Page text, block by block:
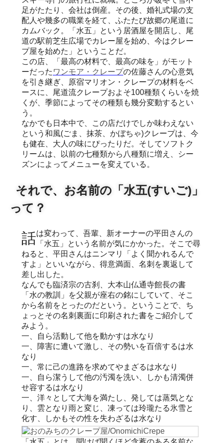
足がたたり、会社は倒産。その後、婚礼式場の支
配人や幾多の職業を経て、ふたたび故郷の尾道に
カムバック。「水五」という居酒屋を開店し、尾
道の駅前芝生広場でカレー屋を始め、今はクレー
プ屋を始めた」ということだ。
この店、「最高の材料で、最高の味を」がモット
ーだった ワンモア・クレープの佐藤さんの心意気
を引き継ぎ、原宿マリオン・クレープの材料をベ
ースに、尾道流クレープおよそ100種類くらいを焼
くが、季節によってその種類も幾分変動するとい
う。
なかでも日本中で、この店だけでしか味わえない
という和風(ごま、抹茶、かぼちゃ)クレープは、今
も健在、大人の味にぴったりだ。そしてソフトク
リームは、以前の七種類から八種類に増え、シー
ズンによってメニューを変えている。
それで、お名前の「水五(すいご)」
って？
話は変わって、吾輩、新オーナーの平田さんの 「水五」という名前が気にかかった。そこで尋
ねると、平田さんはニンマリ「よく聞かれるんで
すよ」といいながら、得意満面、名刺を裏返して
差し出した。
なんでも臨済宗の古刹、大本山仏通寺館長の書
「水の教訓」を父親が座右の銘にしていて、そこ
から名前をとったのだという。ということで、ち
ょっとその名刺裏面に印刷された書をご紹介して
みよう。
一、自ら活動して他を動かすは水なり
一、障害に遭いて激し、その勢いを百倍するは水
なり
一、常に己の進路を求めてやまざるは水なり
一、自ら潔うして他の汚濁を洗い、しかも清濁併
せ容するは水なり
一、洋々として大海を満たし、発しては蒸気とな
り、雲となり雨と変じ、凍っては玲瓏たる氷雪と
化す、しかもその性を失わざるは水なり